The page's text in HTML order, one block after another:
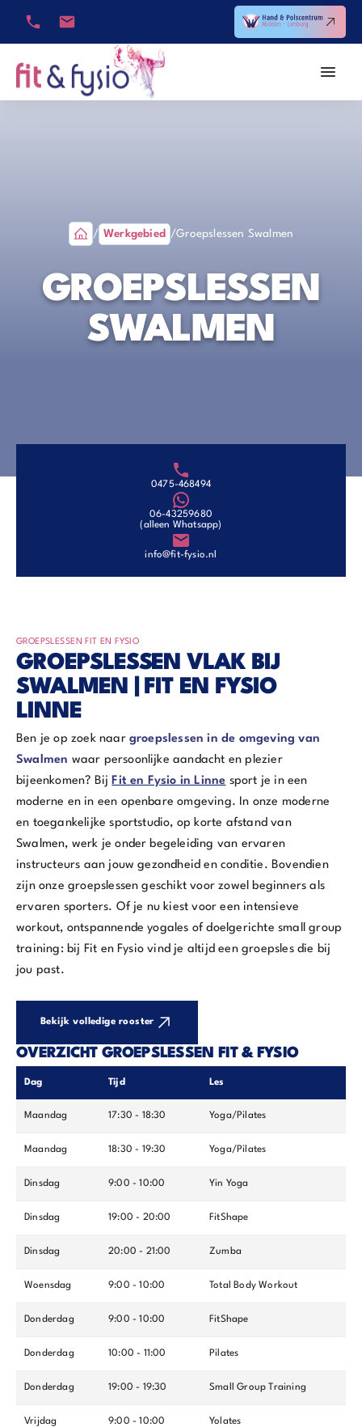
/ Werkgebied /Groepslessen Swalmen
GROEPSLESSEN
SWALMEN
0475-468494
06-43259680
(alleen Whatsapp)
info@fit-fysio.nl
GROEPSLESSEN FIT EN FYSIO
GROEPSLESSEN VLAK BIJ
SWALMEN | FIT EN FYSIO
LINNE
Ben je op zoek naar groepslessen in de omgeving van
Swalmen waar persoonlijke aandacht en plezier
bijeenkomen? Bij Fit en Fysio in Linne sport je in een
moderne en in een openbare omgeving. In onze moderne
en toegankelijke sportstudio, op korte afstand van
Swalmen, werk je onder begeleiding van ervaren
instructeurs aan jouw gezondheid en conditie. Bovendien
zijn onze groepslessen geschikt voor zowel beginners als
ervaren sporters. Of je nu kiest voor een intensieve
workout, ontspannende yogales of doelgerichte small group
training: bij Fit en Fysio vind je altijd een groepsles die bij
jou past.
Bekijk volledige rooster
OVERZICHT GROEPSLESSEN FIT & FYSIO
Dag Tijd Les
Maandag 17:30 - 18:30 Yoga/Pilates
Maandag 18:30 - 19:30 Yoga/Pilates
Dinsdag 9:00 - 10:00 Yin Yoga
Dinsdag 19:00 - 20:00 FitShape
Dinsdag 20:00 - 21:00 Zumba
Woensdag 9:00 - 10:00 Total Body Workout
Donderdag 9:00 - 10:00 FitShape
Donderdag 10:00 - 11:00 Pilates
Donderdag 19:00 - 19:30 Small Group Training
Vrijdag 9:00 - 10:00 Yolates